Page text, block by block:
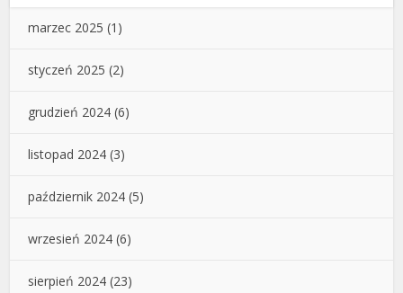
marzec 2025 (1)
styczeń 2025 (2)
grudzień 2024 (6)
listopad 2024 (3)
październik 2024 (5)
wrzesień 2024 (6)
sierpień 2024 (23)